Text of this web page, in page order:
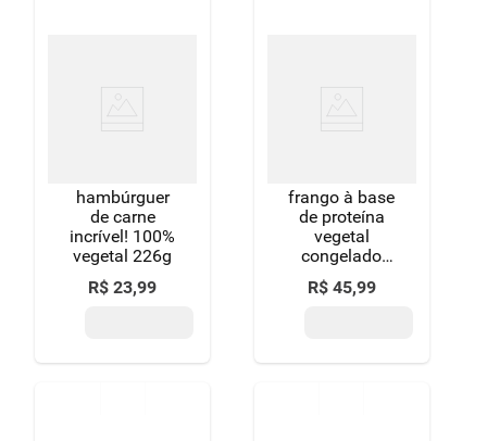
hambúrguer
de carne
incrível! 100%
vegetal 226g
R$ 23,99
frango à base
de proteína
vegetal
congelado
fazenda futuro
bandeja 200g
R$ 45,99